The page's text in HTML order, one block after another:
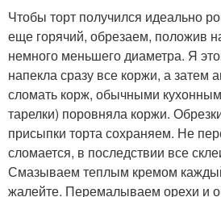
Чтобы торт получился идеально
еще горячий, обрезаем, положив
немного меньшего диаметра. Я
напекла сразу все коржи, а затем
сломать корж, обычными
тарелки) поровняла коржи.
присыпки торта сохраняем. Не
сломается, в последствии все
Смазываем теплым кремом
жалейте. Перемалываем орехи и